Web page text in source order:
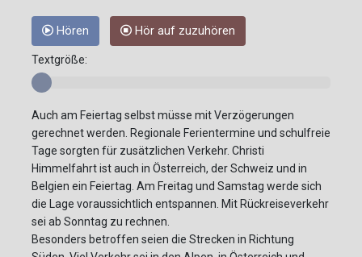
Hören Hör auf zuzuhören
Textgröße:
Auch am Feiertag selbst müsse mit Verzögerungen
gerechnet werden. Regionale Ferientermine und schulfreie
Tage sorgten für zusätzlichen Verkehr. Christi
Himmelfahrt ist auch in Österreich, der Schweiz und in
Belgien ein Feiertag. Am Freitag und Samstag werde sich
die Lage voraussichtlich entspannen. Mit Rückreiseverkehr
sei ab Sonntag zu rechnen.
Besonders betroffen seien die Strecken in Richtung